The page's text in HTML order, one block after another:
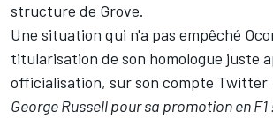
structure de Grove.
Une situation qui n'a pas empêché
titularisation de son homologue juste
officialisation, sur son compte Twitter
George Russell pour sa promotion en F1